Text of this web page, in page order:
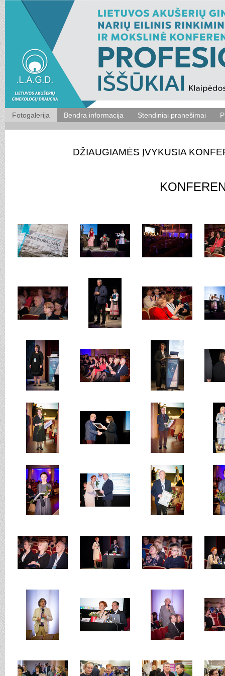
Fotogalerija Bendra informacija Stendiniai pranešimai
DŽIAUGIAMĖS ĮVYKUSIA